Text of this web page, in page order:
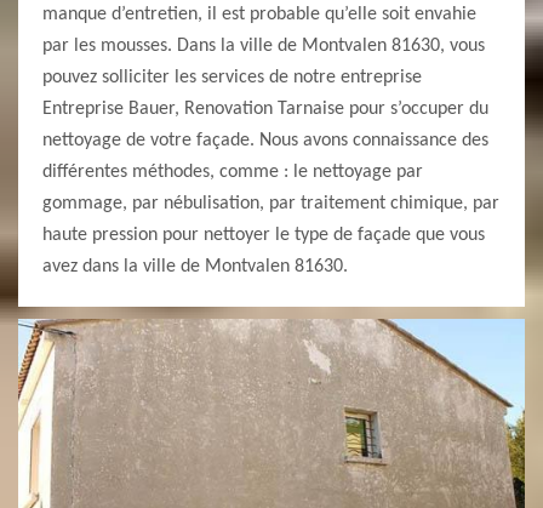
manque d’entretien, il est probable qu’elle soit envahie
par les mousses. Dans la ville de Montvalen 81630, vous
pouvez solliciter les services de notre entreprise
Entreprise Bauer, Renovation Tarnaise pour s’occuper du
nettoyage de votre façade. Nous avons connaissance des
différentes méthodes, comme : le nettoyage par
gommage, par nébulisation, par traitement chimique, par
haute pression pour nettoyer le type de façade que vous
avez dans la ville de Montvalen 81630.